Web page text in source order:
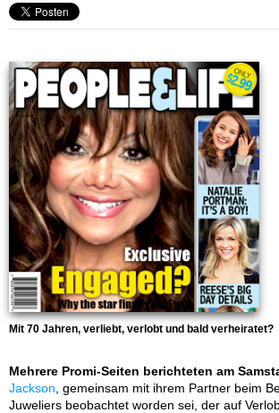
Mit 70 Jahren, verliebt, verlobt und bald verheiratet?
Mehrere Promi-Seiten berichteten am
Jackson , gemeinsam mit ihrem Partner beim
Juweliers beobachtet worden sei, der auf